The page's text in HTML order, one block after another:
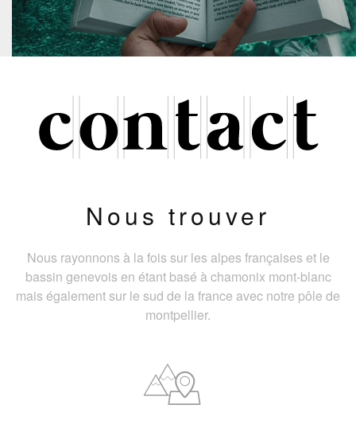
Nous trouver
Nous rayonnons à la fois sur les alpes françaises et le
bassin genevois en étant basé à chamonix mont-blanc
mais également sur le sud de la france avec notre pôle de
montpellier.